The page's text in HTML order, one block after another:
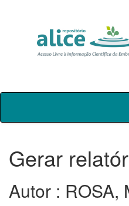
Skip
Gerar
Autor : ROSA,